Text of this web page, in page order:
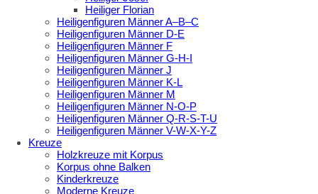
Heiliger Florian
Heiligenfiguren Männer A–B–C
Heiligenfiguren Männer D-E
Heiligenfiguren Männer F
Heiligenfiguren Männer G-H-I
Heiligenfiguren Männer J
Heiligenfiguren Männer K-L
Heiligenfiguren Männer M
Heiligenfiguren Männer N-O-P
Heiligenfiguren Männer Q-R-S-T-U
Heiligenfiguren Männer V-W-X-Y-Z
Kreuze
Holzkreuze mit Korpus
Korpus ohne Balken
Kinderkreuze
Moderne Kreuze